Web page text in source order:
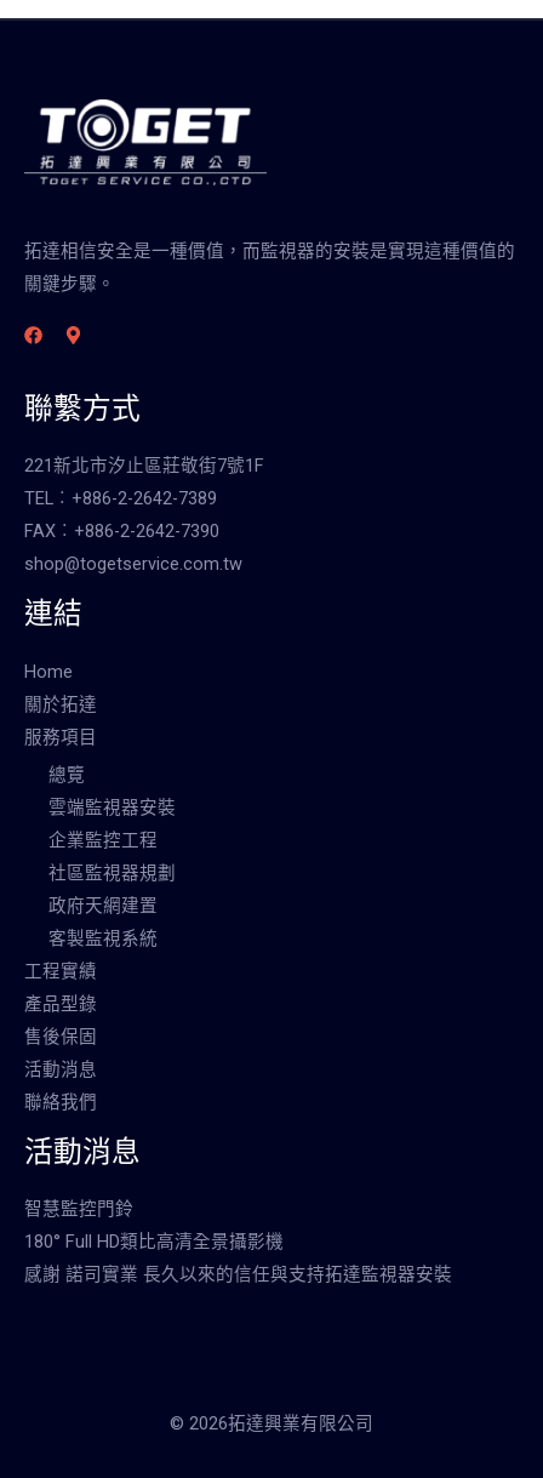
拓達相信安全是一種價值，而監視器的安裝是實現這種價值的
關鍵步驟。
聯繫方式
221新北市汐止區莊敬街7號1F
TEL︰+886-2-2642-7389
FAX︰+886-2-2642-7390
shop@togetservice.com.tw
連結
Home
關於拓達
服務項目
總覽
雲端監視器安裝
企業監控工程
社區監視器規劃
政府天網建置
客製監視系統
工程實績
產品型錄
售後保固
活動消息
聯絡我們
活動消息
智慧監控門鈴
180° Full HD類比高清全景攝影機
感謝 諾司實業 長久以來的信任與支持拓達監視器安裝
© 2026拓達興業有限公司